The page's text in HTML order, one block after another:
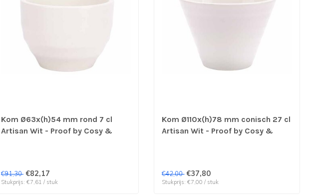
Kom Ø63x(h)54 mm rond 7 cl
Artisan Wit - Proof by Cosy &
€91,30 €82,17
Stukprijs: €7,61 / stuk
Kom Ø110x(h)78 mm conisch 27 cl
Artisan Wit - Proof by Cosy &
€42,00 €37,80
Stukprijs: €7,00 / stuk